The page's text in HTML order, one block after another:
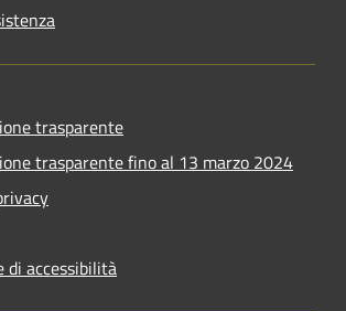
trasparente
trasparente fino al 13 marzo 2024
di accessibilità